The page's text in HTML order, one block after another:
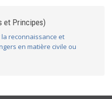
et Principes)
la reconnaissance et
en matière civile ou